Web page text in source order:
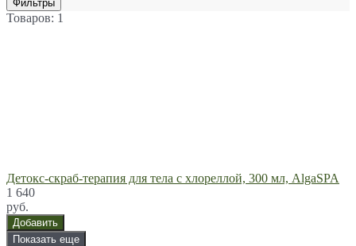
Фильтры
Товаров: 1
Детокс-скраб-терапия для тела с хлореллой, 300 мл, AlgaSPA
1 640
руб.
Добавить
Показать еще